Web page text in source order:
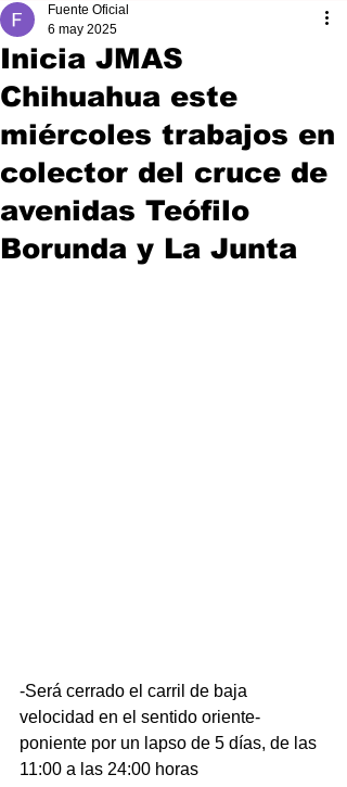
Inicia JMAS
Chihuahua este
miércoles trabajos en
colector del cruce de
avenidas Teófilo
Borunda y La Junta
Fuente Oficial
6 may 2025
-Será cerrado el carril de baja
velocidad en el sentido oriente-
poniente por un lapso de 5 días, de las
11:00 a las 24:00 horas